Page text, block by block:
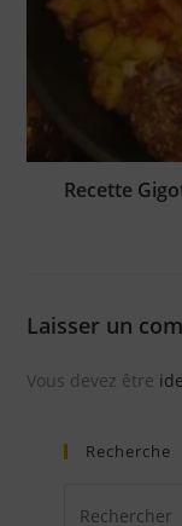
Recette
Laisser un
Vous devez être
Recherche